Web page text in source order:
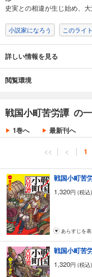
史実との相違が生じ始め、
小説家になろう このライ
詳しい情報を見る
閲覧環境
戦国小町苦労譚 の
1巻へ 最新刊へ
<< < 1
戦国小町苦
1,320円 (税込)
あらすじを
戦国小町苦
1,320円 (税込)